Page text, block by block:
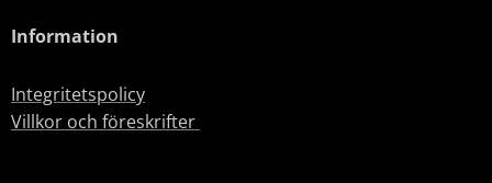
Information
Integritetspolicy
Villkor och föreskrifter